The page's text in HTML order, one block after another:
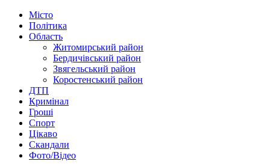
Місто
Політика
Область
Житомирський район
Бердичівський район
Звягельський район
Коростенський район
ДТП
Кримінал
Гроші
Спорт
Цікаво
Скандали
Фото/Відео